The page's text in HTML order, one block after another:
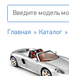
Главная Каталог